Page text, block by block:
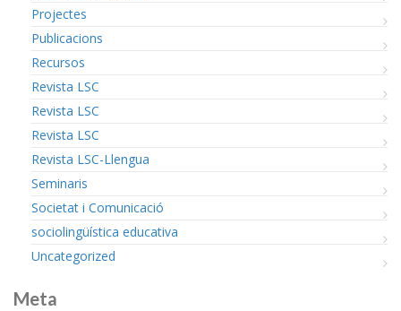
Projectes
Publicacions
Recursos
Revista LSC
Revista LSC
Revista LSC
Revista LSC-Llengua
Seminaris
Societat i Comunicació
sociolingüística educativa
Uncategorized
Meta